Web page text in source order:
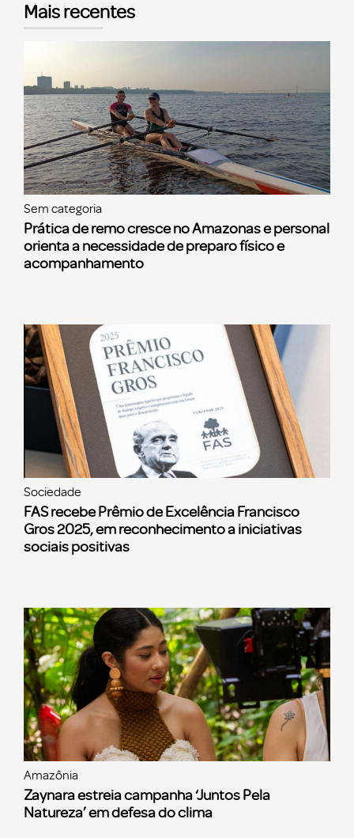
Mais recentes
Sem categoria
Prática de remo cresce no Amazonas e personal
orienta a necessidade de preparo físico e
acompanhamento
Sociedade
FAS recebe Prêmio de Excelência Francisco
Gros 2025, em reconhecimento a iniciativas
sociais positivas
Amazônia
Zaynara estreia campanha ‘Juntos Pela
Natureza’ em defesa do clima